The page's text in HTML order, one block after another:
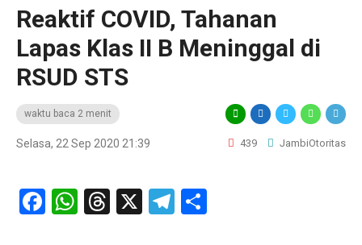
Reaktif COVID, Tahanan
Lapas Klas II B Meninggal di
RSUD STS
waktu baca 2 menit
Selasa, 22 Sep 2020 21:39 439 JambiOtoritas
Facebook
WhatsApp
Threads
X Telegram